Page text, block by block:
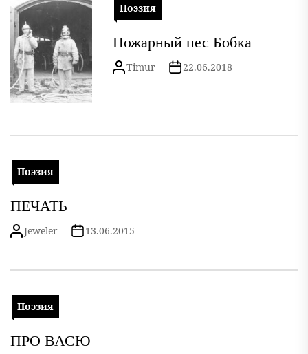
Поэзия
Пожарный пес Бобка
Timur 22.06.2018
Поэзия
ПЕЧАТЬ
Jeweler 13.06.2015
Поэзия
ПРО ВАСЮ